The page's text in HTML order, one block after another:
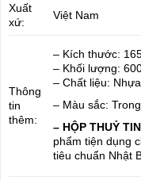
Xuất
xứ:
Việt Nam
Thông
tin
thêm:
– Kích thước:
– Khối lượng:
– Chất liệu:
– Màu sắc:
– HỘP THUỶ
phẩm tiện dụng
tiêu chuẩn Nhật